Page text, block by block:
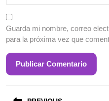
Guarda mi nombre, correo
para la próxima vez que